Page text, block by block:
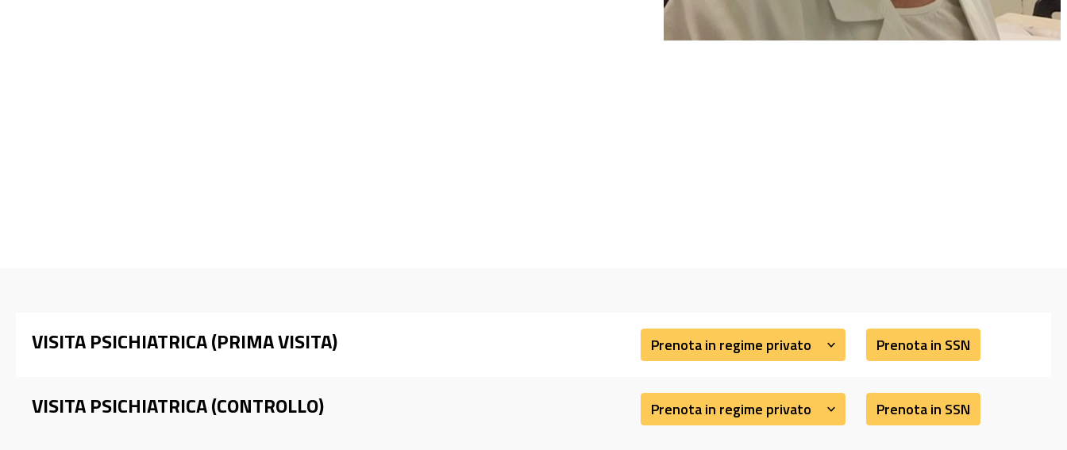
VISITA PSICHIATRICA (PRIMA VISITA) Prenota in regime privato Prenota in SSN
VISITA PSICHIATRICA (CONTROLLO) Prenota in regime privato Prenota in SSN